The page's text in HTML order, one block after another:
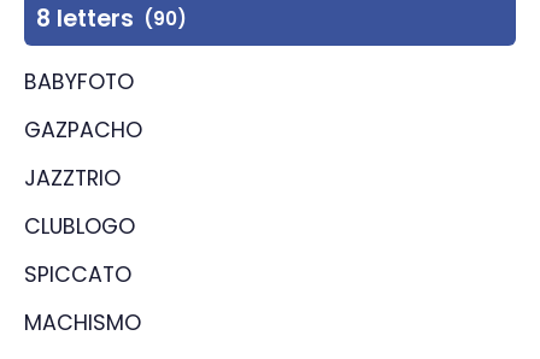
8 letters (90)
BABYFOTO
GAZPACHO
JAZZTRIO
CLUBLOGO
SPICCATO
MACHISMO